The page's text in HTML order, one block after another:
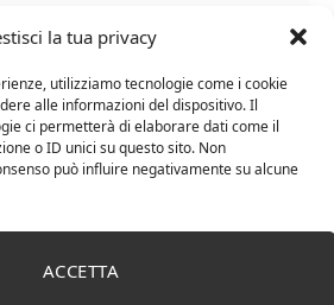
la tua privacy
utilizziamo tecnologie come i cookie
alle informazioni del dispositivo. Il
ci permetterà di elaborare dati come il
o ID unici su questo sito. Non
può influire negativamente su alcune
ACCETTA
– Chassagne Montrachet
Vino bianco